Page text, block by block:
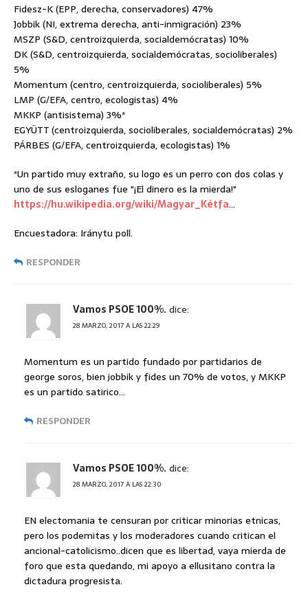
Fidesz-K (EPP, derecha, conservadores) 47%
Jobbik (NI, extrema derecha, anti-inmigración) 23%
MSZP (S&D, centroizquierda, socialdemócratas) 10%
DK (S&D, centroizquierda, socialdemócratas, socioliberales)
5%
Momentum (centro, centroizquierda, socioliberales) 5%
LMP (G/EFA, centro, ecologistas) 4%
MKKP (antisistema) 3%*
EGYÜTT (centroizquierda, socioliberales, socialdemócratas) 2%
PÁRBES (G/EFA, centroizquierda, ecologistas) 1%
*Un partido muy extraño, su logo es un perro con dos colas y
uno de sus esloganes fue "¡El dinero es la mierda!"
https://hu.wikipedia.org/wiki/Magyar_Kétfa…
Encuestadora: Iránytu poll.
RESPONDER
Vamos PSOE 100%.dice:
28 MARZO, 2017 A LAS 22:29
Momentum es un partido fundado por partidarios de
george soros, bien jobbik y fides un 70% de votos, y MKKP
es un partido satirico…
RESPONDER
Vamos PSOE 100%.dice:
28 MARZO, 2017 A LAS 22:30
EN electomania te censuran por criticar minorias etnicas,
pero los podemitas y los moderadores cuando critican el
ancional-catolicismo..dicen que es libertad, vaya mierda de
foro que esta quedando, mi apoyo a ellusitano contra la
dictadura progresista.